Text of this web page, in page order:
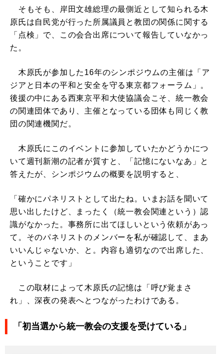
そもそも、岸田文雄総理の最側近として知られる木
原氏は自民党が行った所属議員と教団の関係に関する
「点検」で、この会合出席について報告していなかっ
た。
木原氏が参加した16年のシンポジウムの主催は「ア
ジアと日本の平和と安全を守る東京都フォーラム」。
後援の中にある西東京平和大使協議会こそ、統一教会
の関連団体であり、主催となっている団体も同じく教
団の関連機関だ。
木原氏にこのイベントに参加していたかどうかにつ
いて週刊新潮の記者が質すと、「記憶にないなあ」と
答えたが、シンポジウムの概要を説明すると、
「確かにパネリストとして出たね。いまお話を聞いて
思い出したけど、まったく（統一教会関連という）認
識がなかった。事務所に出てほしいという依頼があっ
て。そのパネリストのメンバーを私が確認して、まあ
いいんじゃないか、と。内容も適切なので出席した、
ということです」
この取材によって木原氏の記憶は「呼び覚まさ
れ」、深夜の発表へとつながったわけである。
「初当選から統一教会の支援を受けている」